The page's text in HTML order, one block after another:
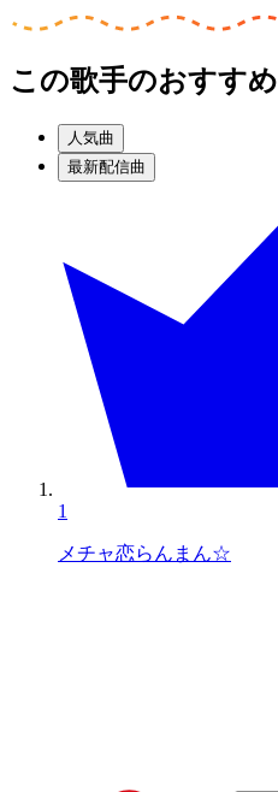
この歌手のおすすめ
人気曲
最新配信曲
1
メチャ恋らんまん☆